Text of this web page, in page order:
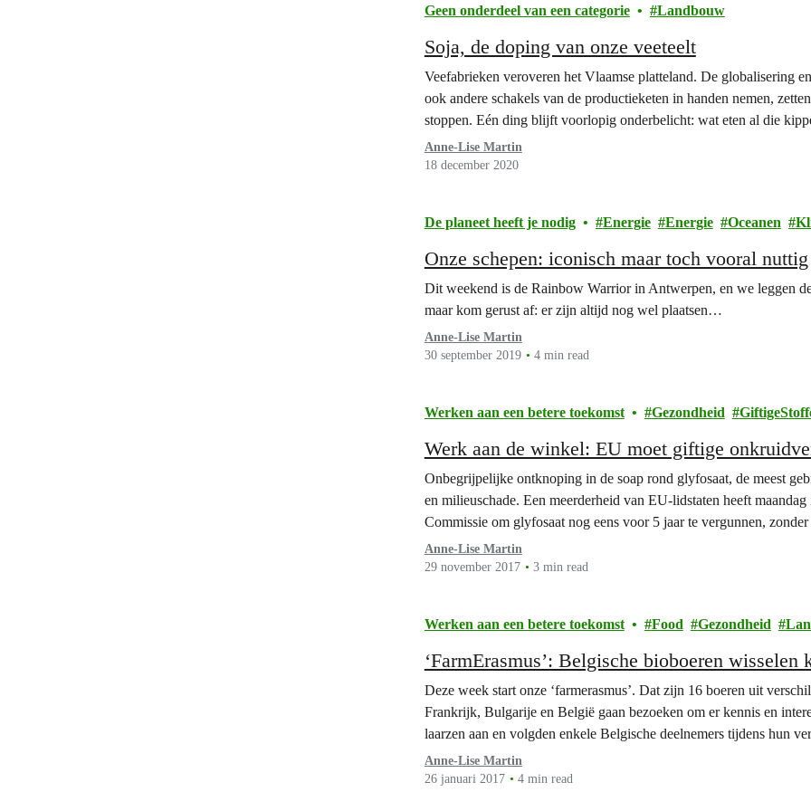
Geen onderdeel van een categorie Landbouw
Soja, de doping van onze veeteelt
Veefabrieken veroveren het Vlaamse platteland. De globalisering
ook andere schakels van de productieketen in handen nemen,
stoppen. Eén ding blijft voorlopig onderbelicht: wat eten al die
Anne-Lise Martin
18 december 2020
De planeet heeft je nodig Energie Energie Oceanen
Onze schepen: iconisch maar toch vooral nuttig
Dit weekend is de Rainbow Warrior in Antwerpen, en we leggen
maar kom gerust af: er zijn altijd nog wel plaatsen…
Anne-Lise Martin
30 september 2019
4 min read
Werken aan een betere toekomst Gezondheid
Werk aan de winkel: EU moet giftige
Onbegrijpelijke ontknoping in de soap rond glyfosaat, de meest
en milieuschade. Een meerderheid van EU-lidstaten heeft
Commissie om glyfosaat nog eens voor 5 jaar te vergunnen,
mensen die ons op…
Anne-Lise Martin
29 november 2017
3 min read
Werken aan een betere toekomst Food Gezondheid
‘FarmErasmus’: Belgische bioboeren
Deze week start onze ‘farmerasmus’. Dat zijn 16 boeren uit
Frankrijk, Bulgarije en België gaan bezoeken om er kennis en
laarzen aan en volgden enkele Belgische deelnemers tijdens hun
Anne-Lise Martin
26 januari 2017
4 min read